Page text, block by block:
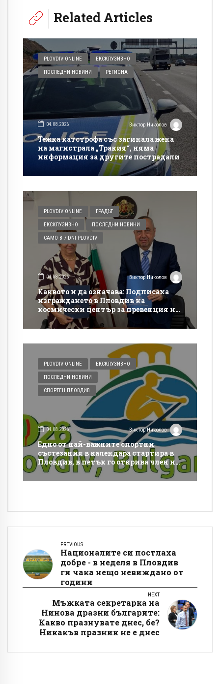
Related Articles
PLOVDIV ONLINE ЕКСКЛУЗИВНО
ПОСЛЕДНИ НОВИНИ РЕГИОНА
04.08.2026 Виктор Николов
Тежка катстрофа със загинала жена
на магистрала „Тракия“, няма
информация за другите пострадали
PLOVDIV ONLINE ГРАДЪТ
ЕКСКЛУЗИВНО ПОСЛЕДНИ НОВИНИ
САМО В 7 DNI PLOVDIV
04.08.2026 Виктор Николов
Каквото и да означава: Подписаха
изграждането в Пловдив на
космически център за превенция на
бедствия и аварии
PLOVDIV ONLINE ЕКСКЛУЗИВНО
ПОСЛЕДНИ НОВИНИ
СПОРТЕН ПЛОВДИВ
04.08.2026 Виктор Николов
Едно от най-важните спортни
състезания в календара стартира в
Пловдив, в петък го открива член на
МОК и важен спортен шеф
PREVIOUS
Националите си постлаха
добре - в неделя в Пловдив
ги чака нещо невиждано от
години
NEXT
Мъжката секретарка на
Нинова дразни българите:
Какво празнувате днес, бе?
Никакъв празник не е днес